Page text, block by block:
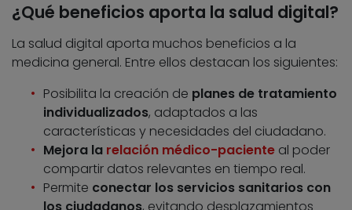
¿Qué beneficios aporta la salud digital?
La salud digital aporta muchos beneficios a la
medicina general. Entre ellos destacan los siguientes:
Posibilita la creación de planes de tratamiento
individualizados, adaptados a las
características y necesidades del ciudadano.
Mejora la relación médico-paciente al poder
compartir datos relevantes en tiempo real.
Permite conectar los servicios sanitarios con